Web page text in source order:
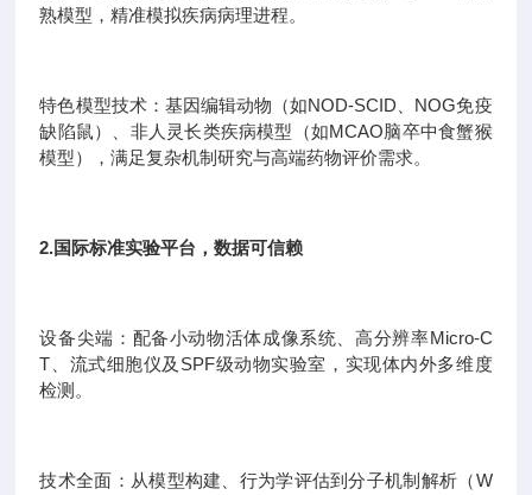
熟模型，精准模拟疾病病理进程。
特色模型技术：基因编辑动物（如NOD-SCID、NOG免疫
缺陷鼠）、非人灵长类疾病模型（如MCAO脑卒中食蟹猴
模型），满足复杂机制研究与高端药物评价需求。
2.国际标准实验平台，数据可信赖
设备尖端：配备小动物活体成像系统、高分辨率Micro-C
T、流式细胞仪及SPF级动物实验室，实现体内外多维度
检测。
技术全面：从模型构建、行为学评估到分子机制解析（W